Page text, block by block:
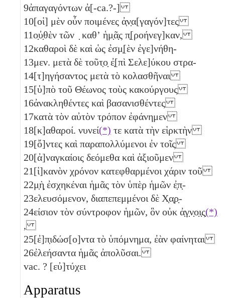
9ἀπαγαγόντων ἀ[-ca.?-]
10[οἱ] μὲν οὖν ποιμένες ἀ̣ν̣α[γαγόν]τες
11ο̣ὐ̣θὲν τῶν ̣ καθʼ ἡμ̣ᾶ̣ς π̣[ροήνεγ]καν,
12καθαροὶ δὲ καὶ ὡς ἐσμ̣[ὲν ἐγε]νήθη-
13μεν. μετὰ δὲ τοῦτ̣ο̣ ἐ̣[πὶ Σελε]ύκου στρα-
14[τ]ηγήσαντος μετὰ τὸ κολασθῆναι
15[ὑ]πὸ τοῦ Θέωνος τοὺς κακούργους
16ἀνακληθέντες καὶ βασανισθέντες
17κατὰ τὸν αὐτὸν τρόπον ἐφάνημεν
18[κ]αθαροί. νυνεί(*) τε κατὰ τὴν εἱρκτὴν
19[ὄ]ντες καὶ παραπολλύμενοι ἐν τοῖς
20[ἀ]ναγκαίοις δεόμεθα καὶ ἀξιοῦμεν
21[ἱ]κανὸν χρόνον κατεφθαρμένοι χάριν τοῦ
22μ̣ὴ̣ ἐσχηκέναι ἡμᾶς τὸν ὑπὲρ ἡμῶν ἐ̣π̣-
23ελευσόμενον, διαπεπεμμένοι δὲ Χ̣α̣ρ̣-
24είσιον τὸν σύντροφον ἡμῶν, ὃν οὐκ ἀ̣γ̣ν̣ο̣ι̣ς̣(*)
,
25[ἐ]π̣ιδώσ[ο]ντα τὸ ὑπόμνημα, ἐὰν φαίνηται
26ἐλεήσαντα ἡμᾶς ἀπολῦσαι.
vac. ? [εὐ]τύχει
Apparatus